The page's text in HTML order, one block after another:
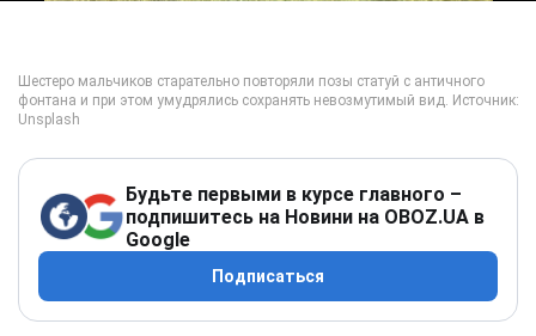
Будьте первыми в курсе главного –
подпишитесь на Новини на OBOZ.UA в
Google
Подписаться